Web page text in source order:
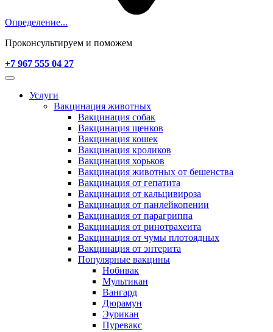
Определение...
Проконсультируем и поможем
+7 967 555 04 27
Услуги
Вакцинация животных
Вакцинация собак
Вакцинация щенков
Вакцинация кошек
Вакцинация кроликов
Вакцинация хорьков
Вакцинация животных от бешенства
Вакцинация от гепатита
Вакцинация от кальцивироза
Вакцинация от панлейкопении
Вакцинация от парагриппа
Вакцинация от ринотрахеита
Вакцинация от чумы плотоядных
Вакцинация от энтерита
Популярные вакцины
Нобивак
Мультикан
Вангард
Дюрамун
Эурикан
Пуревакс